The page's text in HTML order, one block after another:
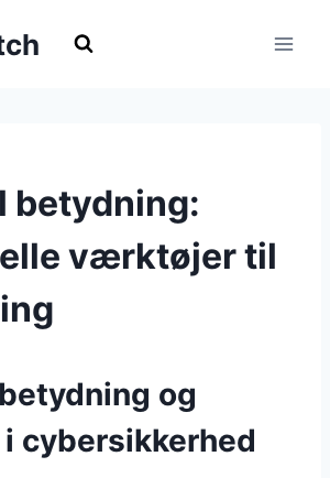
betydning:
værktøjer til
og
cybersikkerhed